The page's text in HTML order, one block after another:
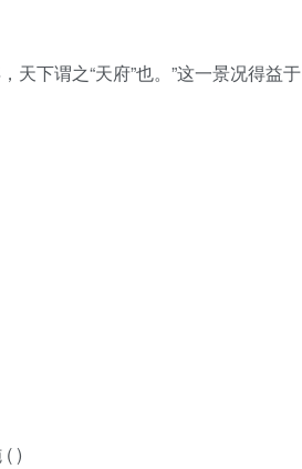
天下谓之“天府”也。”这一景况得益于
)